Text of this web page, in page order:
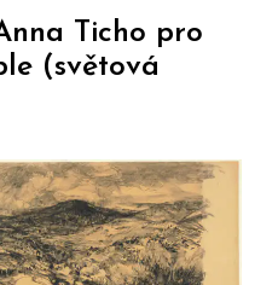
Ticho pro
(světová